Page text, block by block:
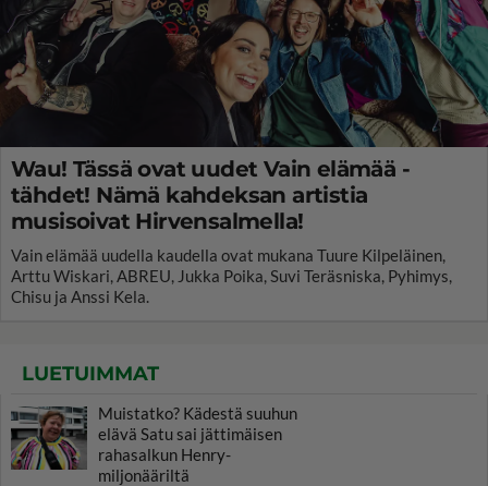
Wau! Tässä ovat uudet Vain elämää -
tähdet! Nämä kahdeksan artistia
musisoivat Hirvensalmella!
Vain elämää uudella kaudella ovat mukana Tuure Kilpeläinen,
Arttu Wiskari, ABREU, Jukka Poika, Suvi Teräsniska, Pyhimys,
Chisu ja Anssi Kela.
LUETUIMMAT
Muistatko? Kädestä suuhun
elävä Satu sai jättimäisen
rahasalkun Henry-
miljonääriltä